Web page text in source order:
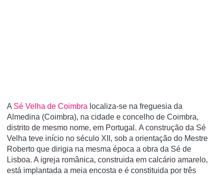
A Sé Velha de Coimbra localiza-se na freguesia da
Almedina (Coimbra), na cidade e concelho de Coimbra,
distrito de mesmo nome, em Portugal. A construção da Sé
Velha teve início no século XII, sob a orientação do Mestre
Roberto que dirigia na mesma época a obra da Sé de
Lisboa. A igreja românica, construida em calcário amarelo,
está implantada a meia encosta e é constituida por três